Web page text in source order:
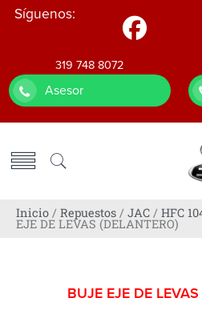
Síguenos:
319 748 8072
Asesor
Inicio / Repuestos / JAC / HFC
EJE DE LEVAS (DELANTERO)
BUJE EJE DE